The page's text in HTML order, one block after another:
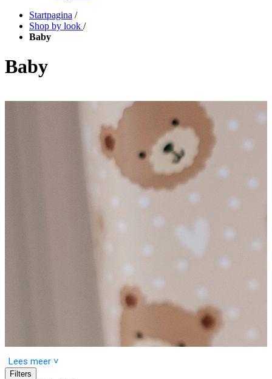
Startpagina /
Shop by look /
Baby
Baby
Lees meer ˅
Filters